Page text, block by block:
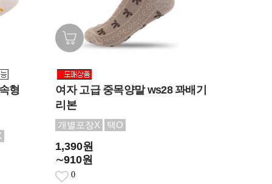
형
여자 고급 중목양말 ws28 꽈배기
리본
개별포장X 택O
1,390원
∼910원
0